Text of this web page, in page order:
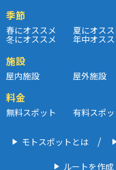
季節
春にオススメ 夏にオスス
冬にオススメ 年中オスス
施設
屋内施設 屋外施設
料金
無料スポット 有料スポッ
モトスポットとは
ルートを作成